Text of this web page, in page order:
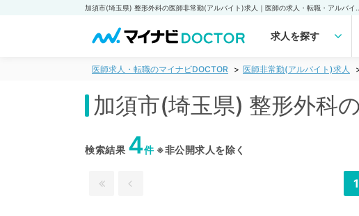
求人を探す
医師求人・転職のマイナビDOCTOR 医師非常勤(アルバイト)求人
加須市(埼玉県) 整形外科
検索結果 4件※非公開求人を除く
1